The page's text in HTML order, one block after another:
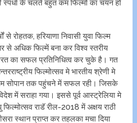
के चलते बहुत कम फिल्मों का चयन हो
से रोहतक, हरियाणा निवासी युवा फिल्म
से अधिक फिल्में बना कर विश्व स्तरीय
का सफल प्रतिनिधित्व कर चुके है। गत
फिल्मोत्सव मे भारतीय श्रेणी मे
सोपान तक पहुंचने में सफल रही। जिसके
में सराहा गया। इससे पूर्व आस्ट्रेलिया मे
राडॅ रील-2018 में अक्षय राठी
स्थान प्राप्त कर तहलका मचा दिया